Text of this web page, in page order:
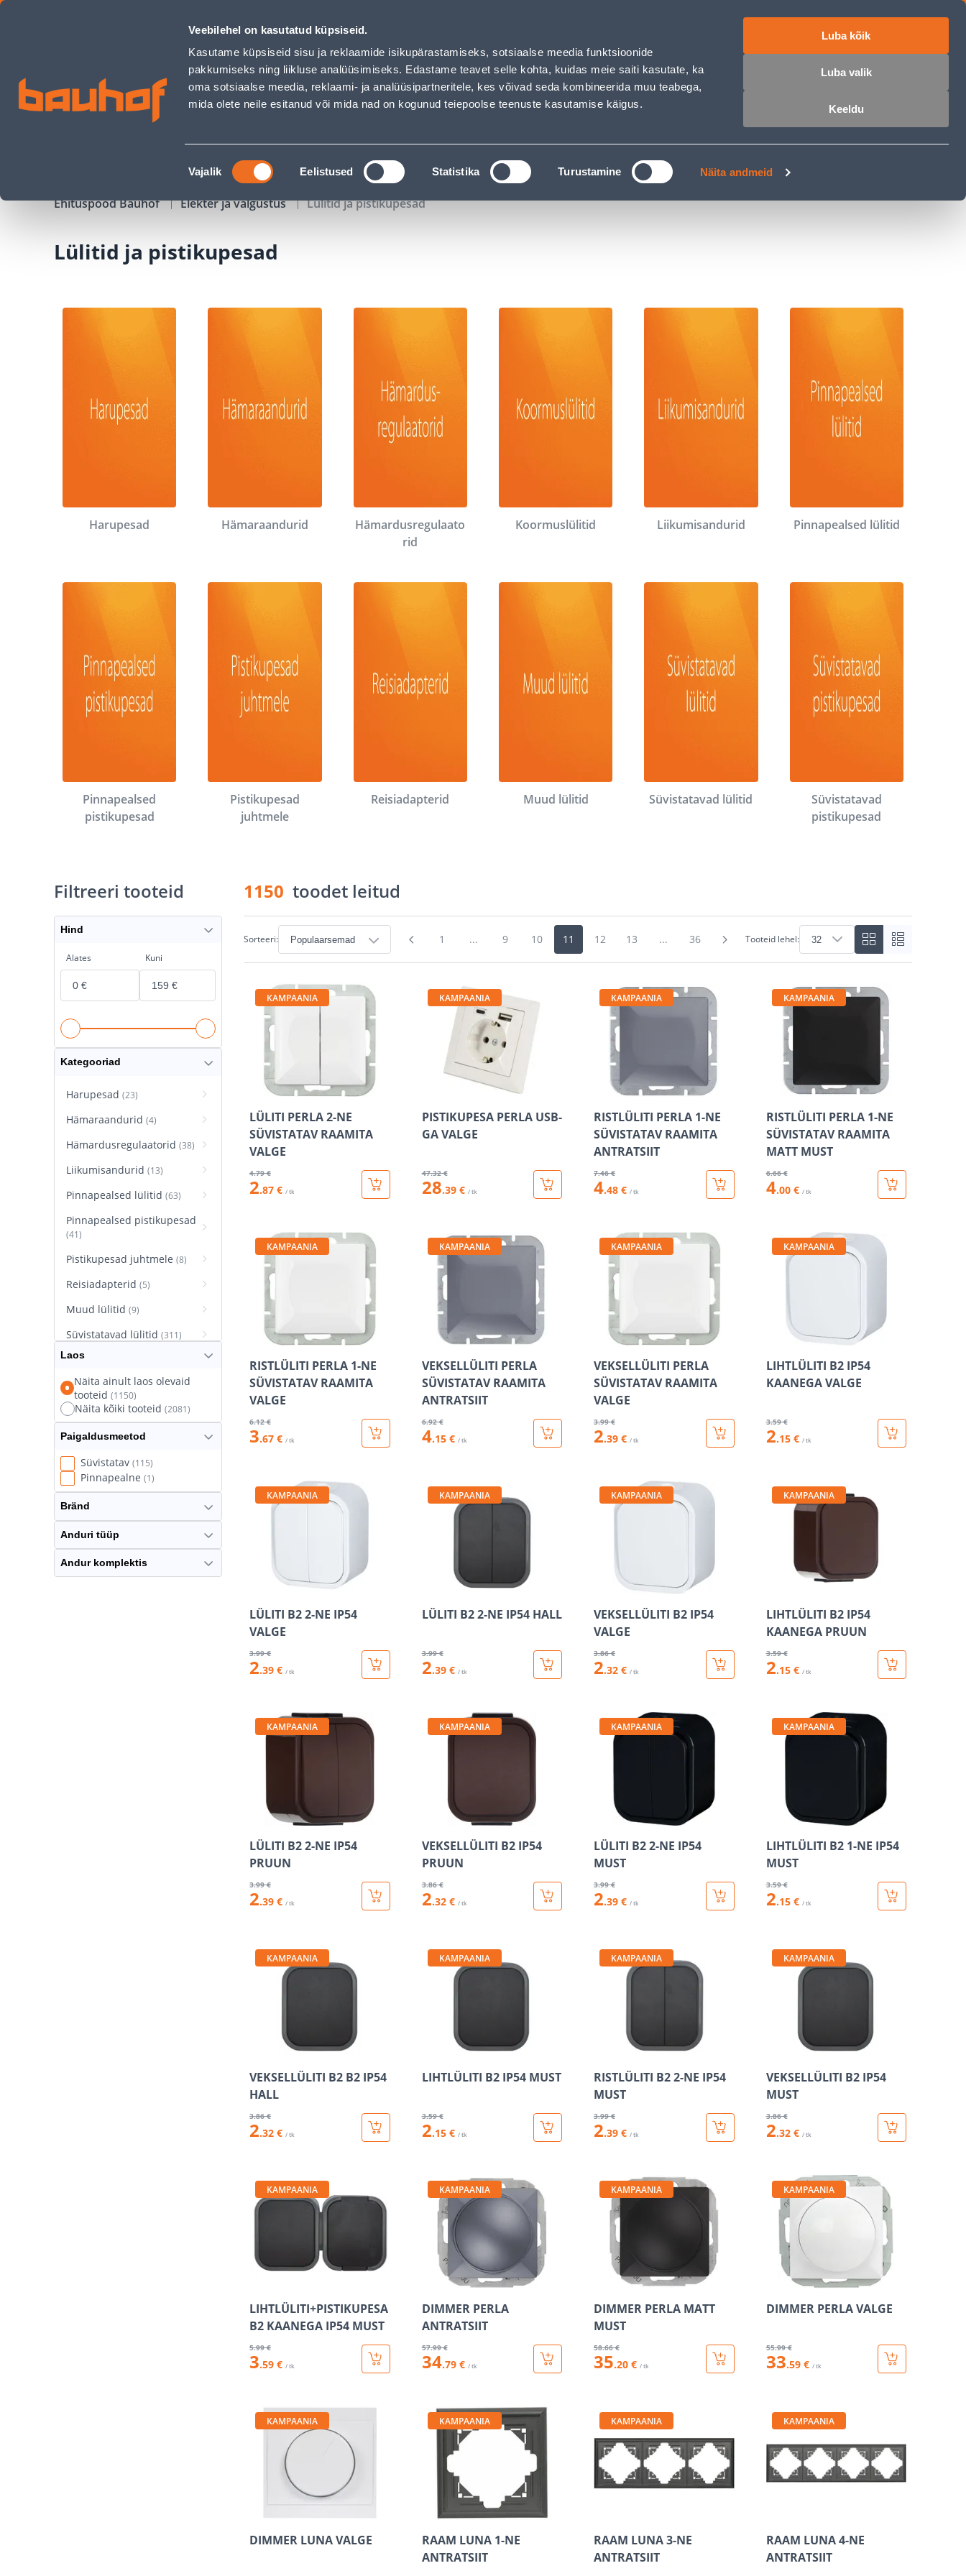
Veebilehel on kasutatud küpsiseid.
Kasutame küpsiseid sisu ja reklaamide isikupärastamiseks, sotsiaalse meedia funktsioonide
pakkumiseks ning liikluse analüüsimiseks. Edastame teavet selle kohta, kuidas meie saiti kasutate, ka
oma sotsiaalse meedia, reklaami- ja analüüsipartneritele, kes võivad seda kombineerida muu teabega,
mida olete neile esitanud või mida nad on kogunud teiepoolse teenuste kasutamise käigus.
Nõusoleku
valik
Vajalik Eelistused Statistika Turustamine Näita andmeid
Luba kõik
Luba valik
Keeldu
Lülitid ja pistikupesad - Bauhof has loaded
Äriklienditeenindus Klienditeenindus Teenused Karjäärileht
OTSI Logi sisse
KAMPAANIAD KATALOOGID TÖÖRIISTALAENUTUS JÄRELMAKS
Ehituspood Bauhof Elekter ja valgustus Lülitid ja pistikupesad
Lülitid ja pistikupesad
Harupesad Hämaraandurid
Hämardusregulaato
rid
Koormuslülitid Liikumisandurid Pinnapealsed lülitid
Pinnapealsed
pistikupesad
Pistikupesad
juhtmele
Reisiadapterid Muud lülitid Süvistatavad lülitid
Süvistatavad
pistikupesad
1150 toodet leitud
Sorteeri: 1 ... 9 10 11 12 13 ... 36 Tooteid lehel:
KAMPAANIA
LÜLITI PERLA 2-NE
SÜVISTATAV RAAMITA
VALGE
4.79 €
2.87 € / tk
KAMPAANIA
PISTIKUPESA PERLA USB-
GA VALGE
47.32 €
28.39 € / tk
KAMPAANIA
RISTLÜLITI PERLA 1-NE
SÜVISTATAV RAAMITA
ANTRATSIIT
7.46 €
4.48 € / tk
KAMPAANIA
RISTLÜLITI PERLA 1-NE
SÜVISTATAV RAAMITA
MATT MUST
6.66 €
4.00 € / tk
KAMPAANIA
RISTLÜLITI PERLA 1-NE
SÜVISTATAV RAAMITA
VALGE
6.12 €
3.67 € / tk
KAMPAANIA
VEKSELLÜLITI PERLA
SÜVISTATAV RAAMITA
ANTRATSIIT
6.92 €
4.15 € / tk
KAMPAANIA
VEKSELLÜLITI PERLA
SÜVISTATAV RAAMITA
VALGE
3.99 €
2.39 € / tk
KAMPAANIA
LIHTLÜLITI B2 IP54
KAANEGA VALGE
3.59 €
2.15 € / tk
KAMPAANIA
LÜLITI B2 2-NE IP54
VALGE
3.99 €
2.39 € / tk
KAMPAANIA
LÜLITI B2 2-NE IP54 HALL
3.99 €
2.39 € / tk
KAMPAANIA
VEKSELLÜLITI B2 IP54
VALGE
3.86 €
2.32 € / tk
KAMPAANIA
LIHTLÜLITI B2 IP54
KAANEGA PRUUN
3.59 €
2.15 € / tk
KAMPAANIA
LÜLITI B2 2-NE IP54
PRUUN
3.99 €
2.39 € / tk
KAMPAANIA
VEKSELLÜLITI B2 IP54
PRUUN
3.86 €
2.32 € / tk
KAMPAANIA
LÜLITI B2 2-NE IP54
MUST
3.99 €
2.39 € / tk
KAMPAANIA
LIHTLÜLITI B2 1-NE IP54
MUST
3.59 €
2.15 € / tk
KAMPAANIA
VEKSELLÜLITI B2 B2 IP54
HALL
3.86 €
2.32 € / tk
KAMPAANIA
LIHTLÜLITI B2 IP54 MUST
3.59 €
2.15 € / tk
KAMPAANIA
RISTLÜLITI B2 2-NE IP54
MUST
3.99 €
2.39 € / tk
KAMPAANIA
VEKSELLÜLITI B2 IP54
MUST
3.86 €
2.32 € / tk
KAMPAANIA
LIHTLÜLITI+PISTIKUPESA
B2 KAANEGA IP54 MUST
5.99 €
3.59 € / tk
KAMPAANIA
DIMMER PERLA
ANTRATSIIT
57.99 €
34.79 € / tk
KAMPAANIA
DIMMER PERLA MATT
MUST
58.66 €
35.20 € / tk
KAMPAANIA
DIMMER PERLA VALGE
55.99 €
33.59 € / tk
KAMPAANIA
DIMMER LUNA VALGE
KAMPAANIA
RAAM LUNA 1-NE
ANTRATSIIT
KAMPAANIA
RAAM LUNA 3-NE
ANTRATSIIT
KAMPAANIA
RAAM LUNA 4-NE
ANTRATSIIT
Filtreeri tooteid
Hind
Alates Kuni
Kategooriad
Harupesad (23)
Hämaraandurid (4)
Hämardusregulaatorid (38)
Liikumisandurid (13)
Pinnapealsed lülitid (63)
Pinnapealsed pistikupesad
(41)
Pistikupesad juhtmele (8)
Reisiadapterid (5)
Muud lülitid (9)
Süvistatavad lülitid (311)
Süvistatavad pistikupesad
Termostaatlülitid
Laos
Näita ainult laos olevaid
tooteid (1150)
Näita kõiki tooteid (2081)
Paigaldusmeetod
Süvistatav (115)
Pinnapealne (1)
Bränd
Anduri tüüp
Andur komplektis